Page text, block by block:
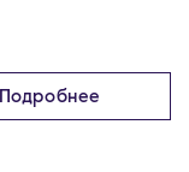
Подробнее